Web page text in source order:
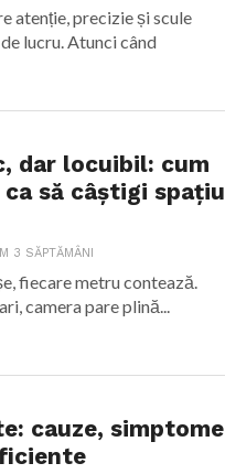
atenție, precizie și scule
lucru. Atunci când
dar locuibil: cum
să câștigi spațiu
3 SĂPTĂMÂNI
fiecare metru contează.
camera pare plină...
cauze, simptome